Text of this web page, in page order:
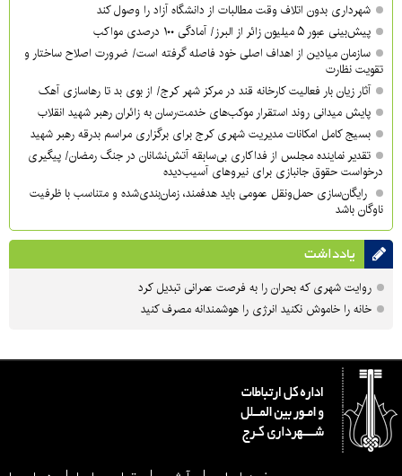
شهرداری بدون اتلاف وقت مطالبات از دانشگاه آزاد را وصول کند
پیش‌بینی عبور ۵ میلیون زائر از البرز/ آمادگی ۱۰۰ درصدی مواکب
سازمان میادین از اهداف اصلی خود فاصله گرفته است/ ضرورت اصلاح ساختار و
تقویت نظارت
آثار زیان بار فعالیت کارخانه قند در مرکز شهر کرج/ از بوی بد تا رهاسازی آهک
پایش میدانی روند استقرار موکب‌های خدمت‌رسان به زائران رهبر شهید انقلاب
بسیج کامل امکانات مدیریت شهری کرج برای برگزاری مراسم بدرقه رهبر شهید
تقدیر نماینده مجلس از فداکاری بی‌سابقه آتش‌نشانان در جنگ رمضان/ پیگیری
درخواست حقوق جانبازی برای نیروهای آسیب‌دیده
رایگان‌سازی حمل‌ونقل عمومی باید هدفمند، زمان‌بندی‌شده و متناسب با ظرفیت
ناوگان باشد
یادداشت
روایت شهری که بحران را به فرصت عمرانی تبدیل کرد
خانه را خاموش نکنید انرژی را هوشمندانه مصرف کنید